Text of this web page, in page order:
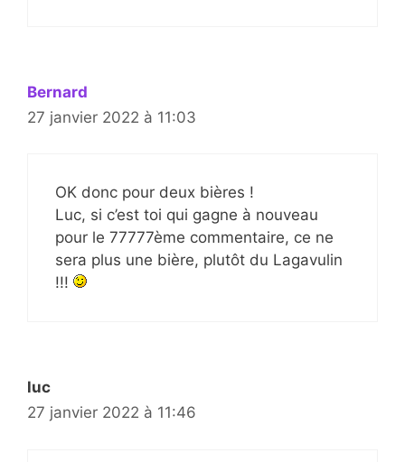
Bernard
27 janvier 2022 à 11:03
OK donc pour deux bières !
Luc, si c’est toi qui gagne à nouveau
pour le 77777ème commentaire, ce ne
sera plus une bière, plutôt du Lagavulin
!!!
luc
27 janvier 2022 à 11:46